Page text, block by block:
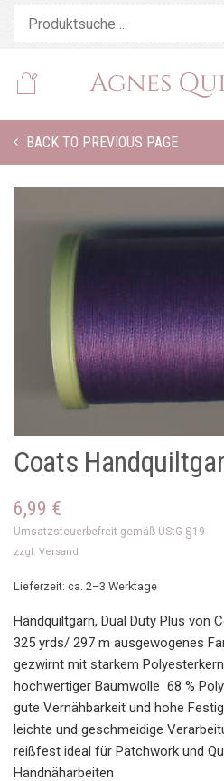
BACK TO PREVIOUS PAGE
Coats
6,99 €
Umsatzsteuerbefreit gemäß UStG §19
zzgl. Versand
Lieferzeit: ca. 2–3 Werktage
Handquiltgarn, Dual Duty Plus von
325 yrds/ 297 m ausgewogenes
gezwirnt mit starkem
hochwertiger Baumwolle 68 %
gute Vernähbarkeit und hohe
leichte und geschmeidige
reißfest ideal für Patchwork und
Handnäharbeiten